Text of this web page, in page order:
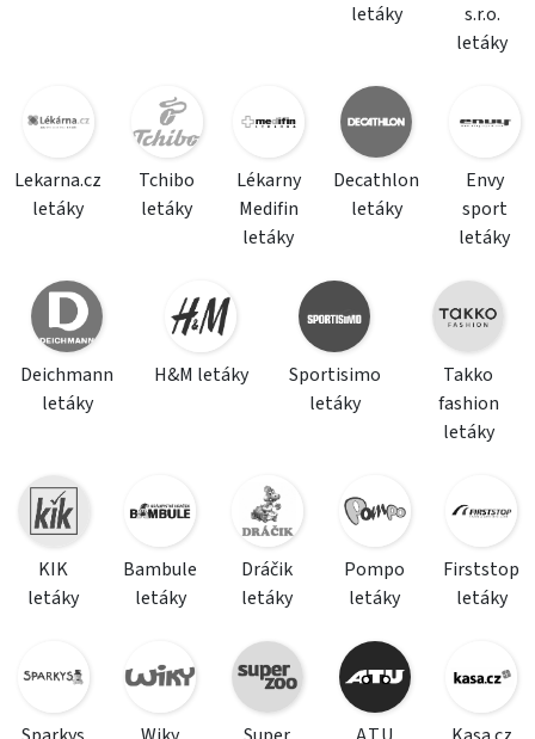
letáky
s.r.o.
letáky
Lekarna.cz
letáky
Tchibo
letáky
Lékarny
Medifin
letáky
Decathlon
letáky
Envy
sport
letáky
Deichmann
letáky
H&M letáky
Sportisimo
letáky
Takko
fashion
letáky
KIK
letáky
Bambule
letáky
Dráčik
letáky
Pompo
letáky
Firststop
letáky